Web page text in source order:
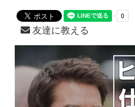
友達に教える